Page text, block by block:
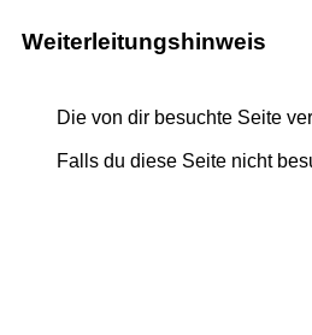
Weiterleitungshinweis
Die von dir besuchte Seite
Falls du diese Seite nicht